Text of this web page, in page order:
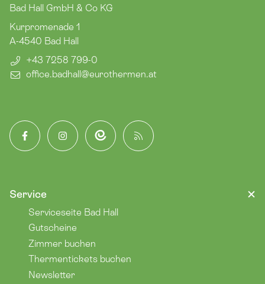
Bad Hall GmbH & Co KG
Kurpromenade 1
A-4540 Bad Hall
+43 7258 799-0
office.badhall​@eurothermen.at
FacebookInstagramApp Blog
Service
Serviceseite Bad Hall
Gutscheine
Zimmer buchen
Thermentickets buchen
Newsletter